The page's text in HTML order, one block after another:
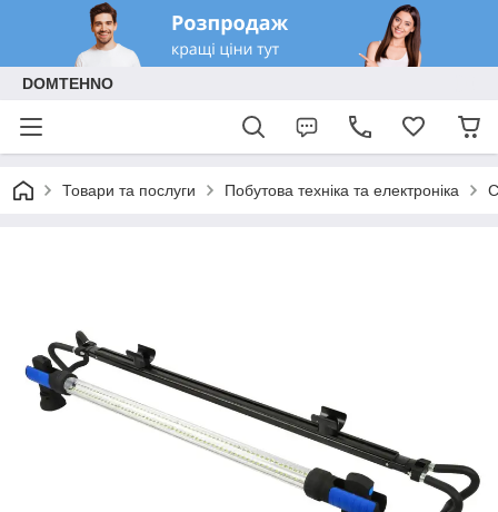
DOMTEHNO
Товари та послуги Побутова техніка та електроніка